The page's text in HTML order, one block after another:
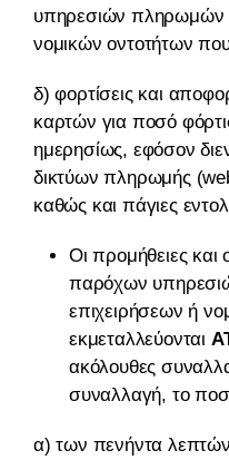
υπηρεσιών πληρωμών
νομικών οντοτήτων
δ) φορτίσεις και
καρτών για ποσό
ημερησίως, εφόσον
δικτύων πληρωμής
καθώς και πάγιες
Οι προμήθειες και
παρόχων
επιχειρήσεων ή
εκμεταλλεύονται
ακόλουθες
συναλλαγή, το
α) των πενήντα